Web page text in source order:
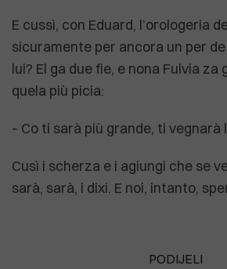
E cussì, con Eduard, l’orologeria
sicuramente per ancora un per
lui? El ga due fie, e nona Fulvia za
quela più picia:
– Co ti sarà più grande, ti vegnarà
Cusì i scherza e i agiungi che se
sarà, sarà, i dixi. E noi, intanto,
PODIJELI